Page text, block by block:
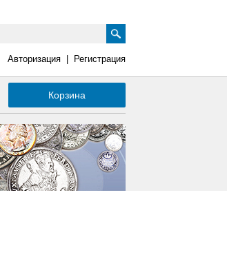
Авторизация Регистрация
Корзина